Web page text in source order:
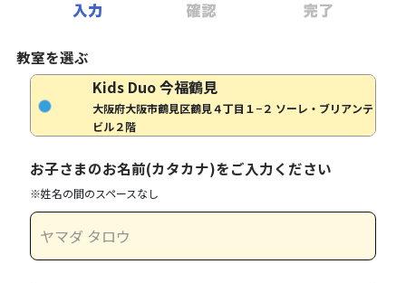
教室を選ぶ
Kids Duo 今福鶴見
大阪府大阪市鶴見区鶴見４丁目１−２ ソーレ・ブリアンテ
ビル２階
お子さまのお名前(カタカナ)をご入力ください
※姓名の間のスペースなし